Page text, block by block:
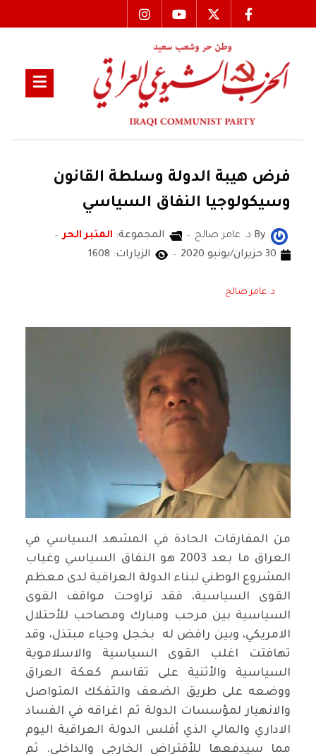
فرض هيبة الدولة وسلطة القانون
وسيكولوجيا النفاق السياسي
By د. عامر صالح المجموعة: المنبر الحر
30 حزيران/يونيو 2020
الزيارات: 1608
د. عامر صالح
من المفارقات الحادة في المشهد السياسي في
العراق ما بعد 2003 هو النفاق السياسي وغياب
المشروع الوطني لبناء الدولة العراقية لدى معظم
القوى السياسية، فقد تراوحت مواقف القوى
السياسية بين مرحب ومبارك ومصاحب للأحتلال
الامريكي، وبين رافض له بخجل وحياء مبتذل، وقد
تهافتت اغلب القوى السياسية والاسلاموية
السياسية والأثنية على تقاسم كعكة العراق
ووضعه على طريق الضعف والتفكك المتواصل
والانهيار لمؤسسات الدولة ثم اغراقه في الفساد
الاداري والمالي الذي أفلس الدولة العراقية اليوم
مما سيدفعها للأقتراض الخارجي والداخلي. ثم